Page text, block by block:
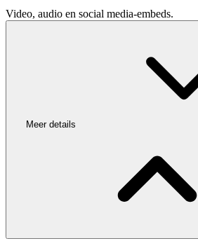
Video, audio en social media-embeds.
Meer details